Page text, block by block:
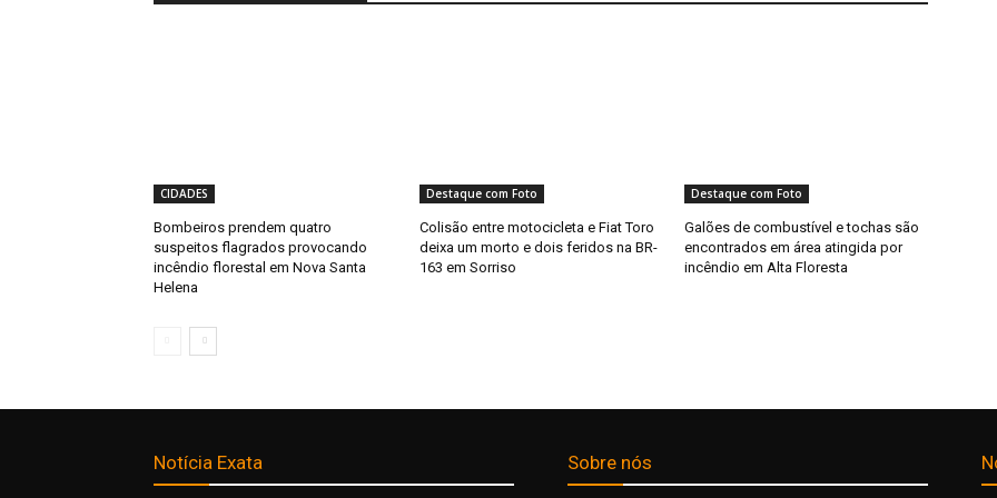
CIDADES
Bombeiros prendem quatro
suspeitos flagrados provocando
incêndio florestal em Nova Santa
Helena
Destaque com Foto
Colisão entre motocicleta e Fiat Toro
deixa um morto e dois feridos na BR-
163 em Sorriso
Destaque com Foto
Galões de combustível e tochas são
encontrados em área atingida por
incêndio em Alta Floresta
Notícia Exata Sobre nós